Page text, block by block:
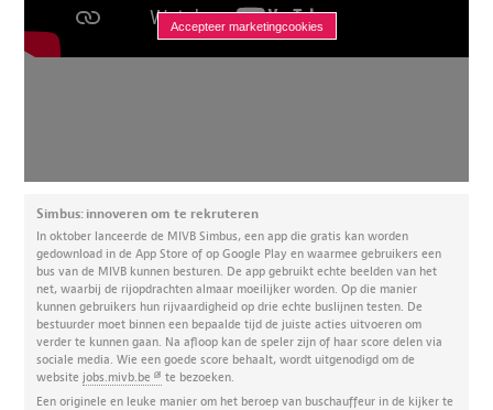
Accepteer marketingcookies
Simbus: innoveren om te rekruteren
In oktober lanceerde de MIVB Simbus, een app die gratis kan worden
gedownload in de App Store of op Google Play en waarmee gebruikers een
bus van de MIVB kunnen besturen. De app gebruikt echte beelden van het
net, waarbij de rijopdrachten almaar moeilijker worden. Op die manier
kunnen gebruikers hun rijvaardigheid op drie echte buslijnen testen. De
bestuurder moet binnen een bepaalde tijd de juiste acties uitvoeren om
verder te kunnen gaan. Na afloop kan de speler zijn of haar score delen via
sociale media. Wie een goede score behaalt, wordt uitgenodigd om de
website jobs.mivb.be
te bezoeken.
Een originele en leuke manier om het beroep van buschauffeur in de kijker te